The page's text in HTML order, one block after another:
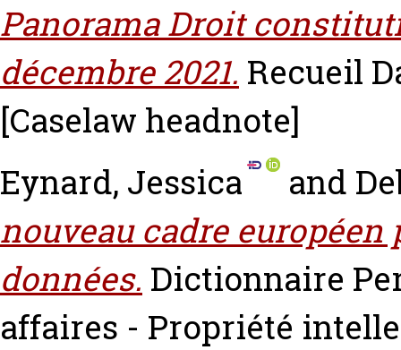
Panorama Droit
décembre 2021. Recueil
[Caselaw headnote]
Eynard, Jessica
and
nouveau cadre
données. Dictionnaire
affaires - Propriété